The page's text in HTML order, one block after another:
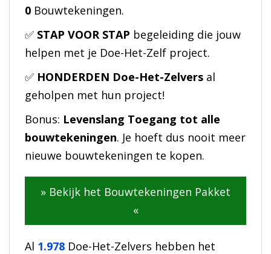
0 Bouwtekeningen.
✅ STAP VOOR STAP begeleiding die jouw
helpen met je Doe-Het-Zelf project.
✅ HONDERDEN Doe-Het-Zelvers al
geholpen met hun project!
Bonus: Levenslang Toegang tot alle
bouwtekeningen. Je hoeft dus nooit meer
nieuwe bouwtekeningen te kopen.
» Bekijk het Bouwtekeningen Pakket
«
Al 1.978 Doe-Het-Zelvers hebben het